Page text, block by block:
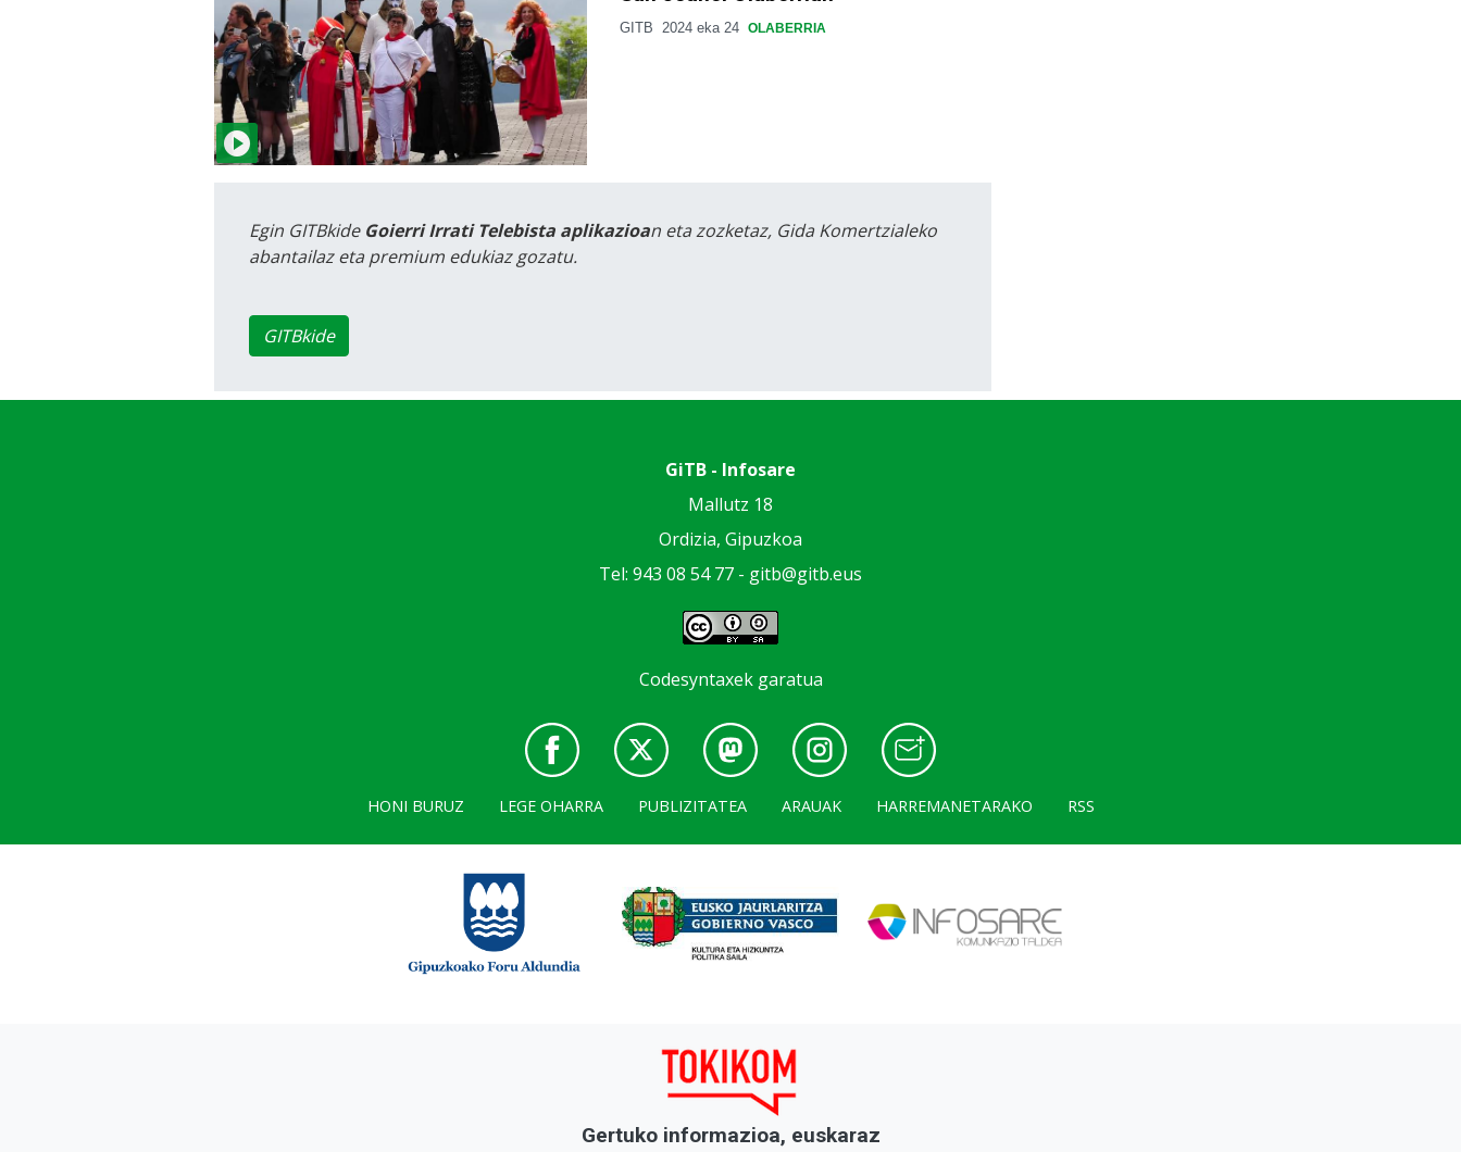
GITB 2024 eka 24 OLABERRIA
Egin GITBkide Goierri Irrati Telebista aplikazioan eta zozketaz, Gida Komertzialeko
abantailaz eta premium edukiaz gozatu.
GITBkide
GiTB - Infosare
Mallutz 18
Ordizia, Gipuzkoa
Tel: 943 08 54 77 - gitb@gitb.eus
Codesyntaxek garatua
HONI BURUZ LEGE OHARRA PUBLIZITATEA ARAUAK HARREMANETARAKO RSS
Gertuko informazioa, euskaraz